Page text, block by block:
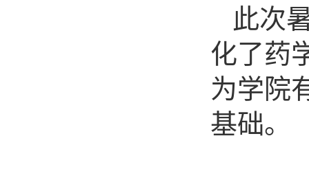
此次
化了药
为学院
基础。